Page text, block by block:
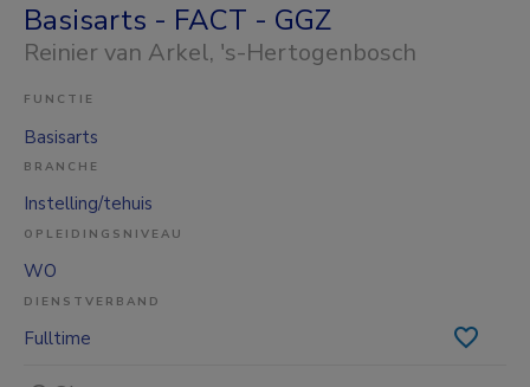
Basisarts - FACT - GGZ
Reinier van Arkel, 's-Hertogenbosch
FUNCTIE
Basisarts
BRANCHE
Instelling/tehuis
OPLEIDINGSNIVEAU
WO
DIENSTVERBAND
Fulltime